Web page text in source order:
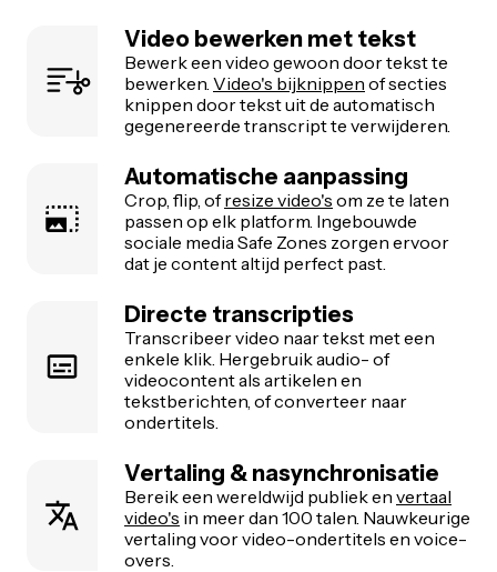
Video bewerken met tekst
Bewerk een video gewoon door tekst te
bewerken. Video's bijknippen of secties
knippen door tekst uit de automatisch
gegenereerde transcript te verwijderen.
Automatische aanpassing
Crop, flip, ofresize video's om ze te laten
passen op elk platform. Ingebouwde
sociale media Safe Zones zorgen ervoor
dat je content altijd perfect past.
Directe transcripties
Transcribeer video naar tekst met een
enkele klik. Hergebruik audio- of
videocontent als artikelen en
tekstberichten, of converteer naar
ondertitels.
Vertaling & nasynchronisatie
Bereik een wereldwijd publiek en vertaal
video's in meer dan 100 talen. Nauwkeurige
vertaling voor video-ondertitels en voice-
overs.